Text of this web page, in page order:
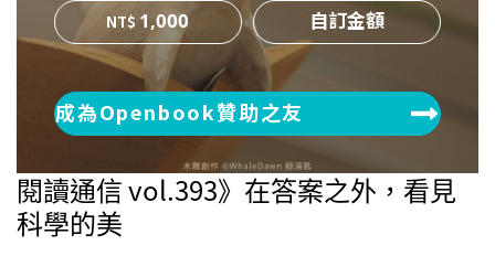
1,000
成為Openbook贊助之友
閱讀通信 vol.393》在答案之外，看見
科學的美